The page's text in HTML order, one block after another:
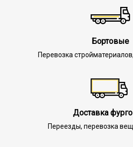
Бортовые
Перевозка
Доставка
Переезды, перевозка